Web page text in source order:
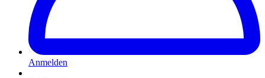
Anmelden